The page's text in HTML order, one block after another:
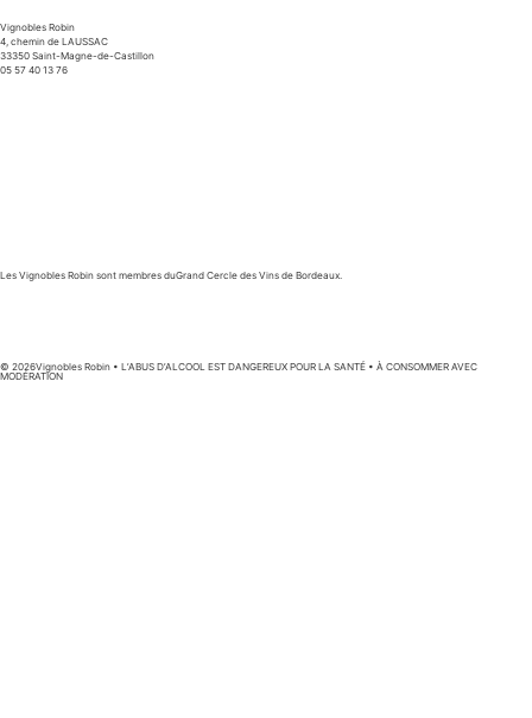
Vignobles Robin
4, chemin de LAUSSAC
33350 Saint-Magne-de-Castillon
05 57 40 13 76
Les Vignobles Robin sont membres duGrand Cercle des Vins de Bordeaux.
© 2026Vignobles Robin • L’ABUS D’ALCOOL EST DANGEREUX POUR LA SANTÉ • À CONSOMMER AVEC
MODÉRATION